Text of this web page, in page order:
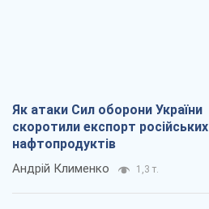
Як атаки Сил оборони України
скоротили експорт російських
нафтопродуктів
Андрій Клименко 1,3 т.